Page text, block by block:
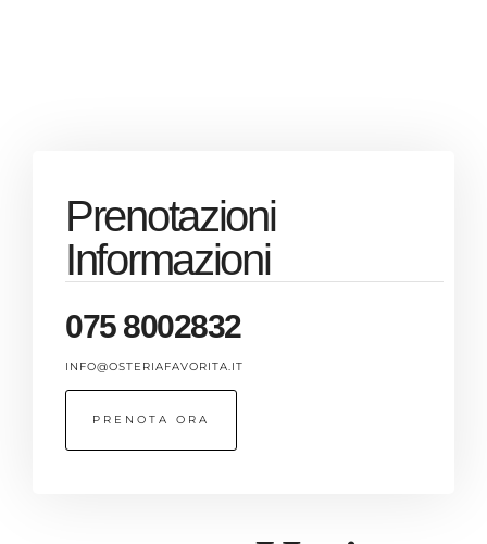
Prenotazioni
Informazioni
075 8002832
INFO@OSTERIAFAVORITA.IT
PRENOTA ORA